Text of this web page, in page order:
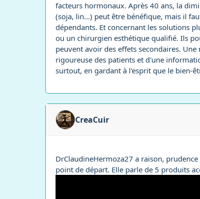
facteurs hormonaux. Après 40 ans, la
(soja, lin...) peut être bénéfique, mais il
dépendants. Et concernant les solutions
ou un chirurgien esthétique qualifié. Ils
peuvent avoir des effets secondaires.
rigoureuse des patients et d'une
surtout, en gardant à l'esprit que le bien-
CreaCuir
DrClaudineHermoza27 a raison,
point de départ. Elle parle de 5 produits